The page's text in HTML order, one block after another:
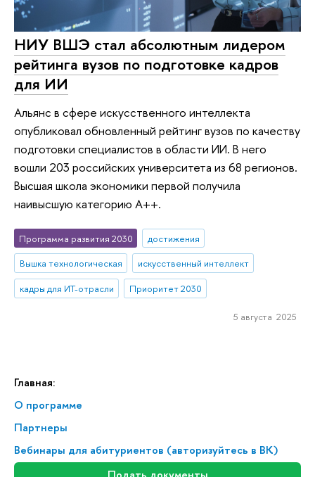
Главная:
О программе
Партнеры
Вебинары для абитуриентов (авторизуйтесь в ВК)
НИУ ВШЭ стал абсолютным лидером
рейтинга вузов по подготовке кадров
для ИИ
Альянс в сфере искусственного интеллекта
опубликовал обновленный рейтинг вузов по качеству
подготовки специалистов в области ИИ. В него
вошли 203 российских университета из 68 регионов.
Высшая школа экономики первой получила
наивысшую категорию А++.
Программа развития 2030
достижения
Вышка технологическая
искусственный интеллект
кадры для ИТ-отрасли
Приоритет 2030
5 августа 2025